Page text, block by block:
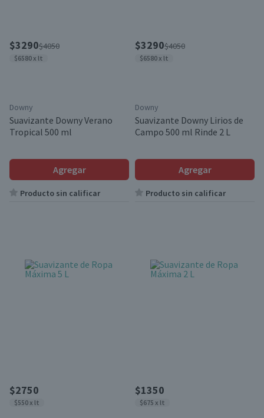
$3290$4050
$6580 x lt
Downy
Suavizante Downy Verano
Tropical 500 ml
Agregar
Producto sin calificar
$3290$4050
$6580 x lt
Downy
Suavizante Downy Lirios de
Campo 500 ml Rinde 2 L
Agregar
Producto sin calificar
$2750
$550 x lt
$1350
$675 x lt